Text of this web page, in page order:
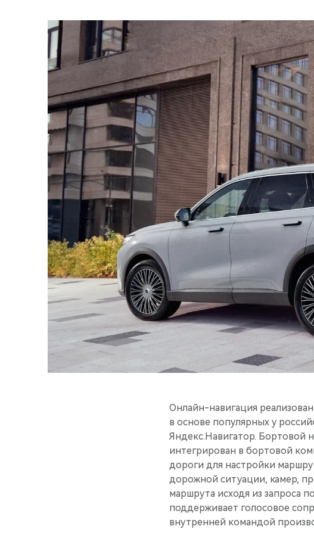
Онлайн-навигация
в основе популярных у
Яндекс.Навигатор. Бортовой
интегрирован в бортовой
дороги для настройки
дорожной ситуации, камер,
маршрута исходя из запроса
поддерживает голосовое
внутренней командой